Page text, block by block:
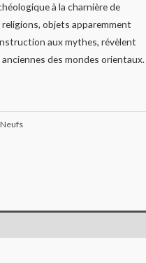
à la charnière de
objets apparemment
aux mythes, révèlent
des mondes orientaux.
Neufs